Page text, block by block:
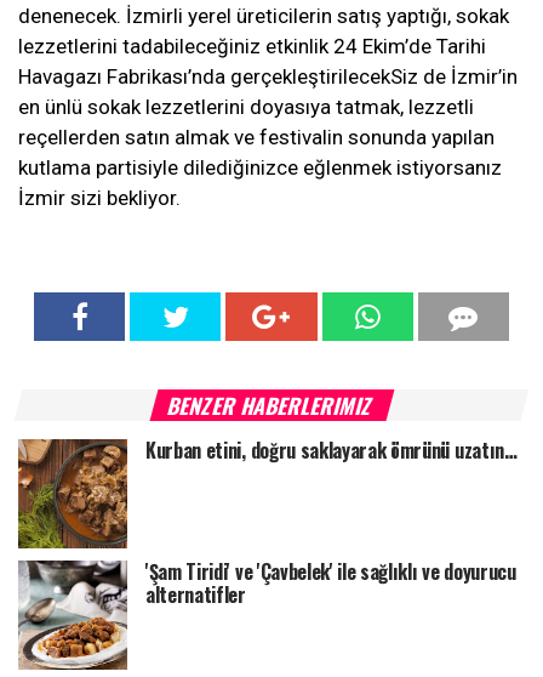
denenecek. İzmirli yerel üreticilerin satış yaptığı, sokak
lezzetlerini tadabileceğiniz etkinlik 24 Ekim’de Tarihi
Havagazı Fabrikası’nda gerçekleştirilecekSiz de İzmir’in
en ünlü sokak lezzetlerini doyasıya tatmak, lezzetli
reçellerden satın almak ve festivalin sonunda yapılan
kutlama partisiyle dilediğinizce eğlenmek istiyorsanız
İzmir sizi bekliyor.
BENZER HABERLERIMIZ
Kurban etini, doğru saklayarak ömrünü uzatın…
'Şam Tiridi' ve 'Çavbelek' ile sağlıklı ve doyurucu
alternatifler